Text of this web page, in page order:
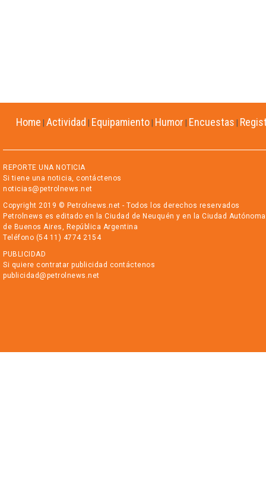
Home Actividad Equipamiento Humor Encuestas
REPORTE UNA NOTICIA
Si tiene una noticia, contáctenos
noticias@petrolnews.net
Copyright 2019 © Petrolnews.net - Todos los derechos reservados
Petrolnews es editado en la Ciudad de Neuquén y en la Ciudad Autónoma
de Buenos Aires, República Argentina
Teléfono (54 11) 4774 2154
PUBLICIDAD
Si quiere contratar publicidad contáctenos
publicidad@petrolnews.net